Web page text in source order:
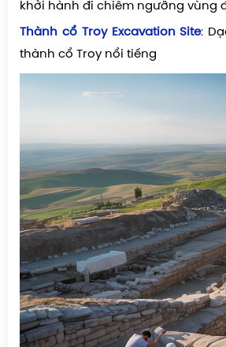
khởi hành đi chiêm ngưỡng vùng
Thành cổ Troy Excavation Site:
thành cổ Troy nổi tiếng